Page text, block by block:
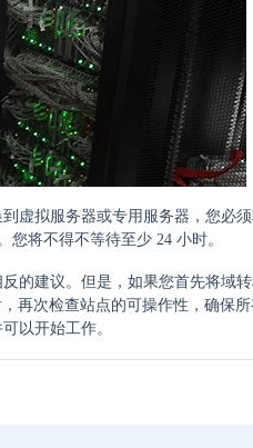
虚拟服务器或专用服务器，您必
将不得不等待至少 24 小时。
的建议。但是，如果您首先将域
再次检查站点的可操作性，确保
以开始工作。